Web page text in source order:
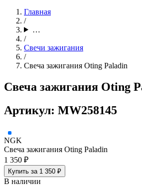
Главная
/
…
/
Свечи зажигания
/
Свеча зажигания Oting Paladin
Свеча зажигания Oting
Артикул: MW258145
NGK
Свеча зажигания Oting Paladin
1 350 ₽
Купить за 1 350 ₽
В наличии